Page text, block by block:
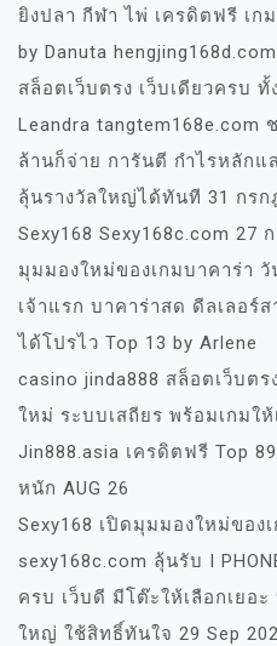
ยิงปลา กีฬา ไพ่ เครดิตฟรี เก
by Danuta hengjing168d.com
สล็อตเว็บตรง เว็บเดียวครบ
Leandra tangtem168e.com
ล้านก็จ่าย การันตี กำไรหลักแ
ลุ้นรางวัลใหญ่ได้ทันที 31 กรก
Sexy168 Sexy168c.com 27
มุมมองใหม่ของเกมบาคาร่า
เจ้าแรก บาคาร่าสด ดีลเลอร์
ได้โปรไว Top 13 by Arlene
casino jinda888 สล็อตเว็บต
ใหม่ ระบบเสถียร พร้อมเกมใ
Jin888.asia เครดิตฟรี Top
หนัก AUG 26
Sexy168 เปิดมุมมองใหม่ของ
sexy168c.com ลุ้นรับ I
ครบ เว็บดี มีโต๊ะให้เลือกเยอ
ใหญ่ ใช้สิทธิ์ทันใจ 29 Sep